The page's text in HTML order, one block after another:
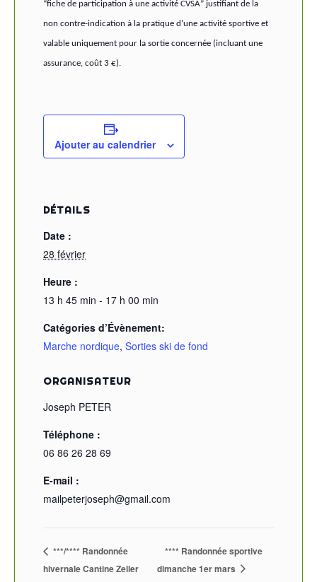
“fiche de participation à une activité CVSA” justifiant de la
non contre-indication à la pratique d’une activité sportive et
valable uniquement pour la sortie concernée (incluant une
assurance, coût 3 €).
Ajouter au calendrier
DÉTAILS
Date :
28 février
Heure :
13 h 45 min - 17 h 00 min
Catégories d’Évènement:
Marche nordique, Sorties ski de fond
ORGANISATEUR
Joseph PETER
Téléphone :
06 86 26 28 69
E-mail :
mailpeterjoseph@gmail.com
***/**** Randonnée
hivernale Cantine Zeller
**** Randonnée sportive
dimanche 1er mars